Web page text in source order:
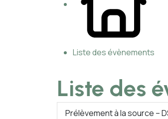
Liste des évènements
Liste des
Prélèvement à la source –